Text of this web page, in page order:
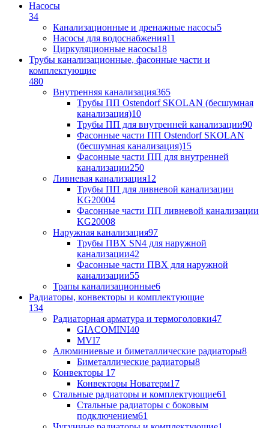
Насосы
34
Канализационные и дренажные насосы5
Насосы для водоснабжения11
Циркуляционные насосы18
Трубы канализационные, фасонные части и
комплектующие
480
Внутренняя канализация365
Трубы ПП Ostendorf SKOLAN (бесшумная
канализация)10
Трубы ПП для внутренней канализации90
Фасонные части ПП Ostendorf SKOLAN
(бесшумная канализация)15
Фасонные части ПП для внутренней
канализации250
Ливневая канализация12
Трубы ПП для ливневой канализации
KG20004
Фасонные части ПП ливневой канализации
KG20008
Наружная канализация97
Трубы ПВХ SN4 для наружной
канализации42
Фасонные части ПВХ для наружной
канализации55
Трапы канализационные6
Радиаторы, конвекторы и комплектующие
134
Радиаторная арматура и термоголовки47
GIACOMINI40
MVI7
Алюминиевые и биметаллические радиаторы8
Биметаллические радиаторы8
Конвекторы 17
Конвекторы Новатерм17
Стальные радиаторы и комплектующие61
Стальные радиаторы с боковым
подключением61